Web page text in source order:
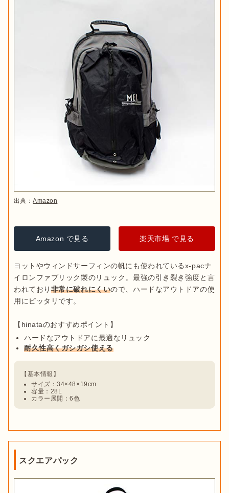
出典：Amazon
Amazon で見る 楽天市場 で見る
ヨットやウィンドサーフィンの帆にも使われているx-pacナ
イロンファブリック製のリュック。最強の引き裂き強度と言
われており 非常に破れにくいので、ハードなアウトドアの使
用にピッタリです。
ハードなアウトドアに最適なリュック
耐久性高くガシガシ使える
サイズ：34×48×19cm
容量：28L
カラー展開：6色
スクエアパック